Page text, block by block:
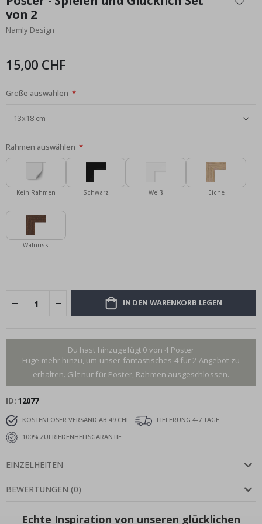
der
Bildgalerie
springen
von 2
Namly Design
15,00 CHF
Größe auswählen
Rahmen auswählen
Kein Rahmen Schwarz Weiß Eiche
Walnuss
IN DEN WARENKORB LEGEN
Du hast hinzugefügt 0 von 4 Poster
Füge mehr hinzu, um unser fantastisches 4 für 2 Angebot zu
erhalten. Gilt nur für Poster, Rahmen ausgeschlossen.
ID 12077
KOSTENLOSER VERSAND AB 49 CHF
LIEFERUNG 4-7 TAGE
100% ZUFRIEDENHEITSGARANTIE
EINZELHEITEN
BEWERTUNGEN (0)
Echte Inspiration von unseren glücklichen